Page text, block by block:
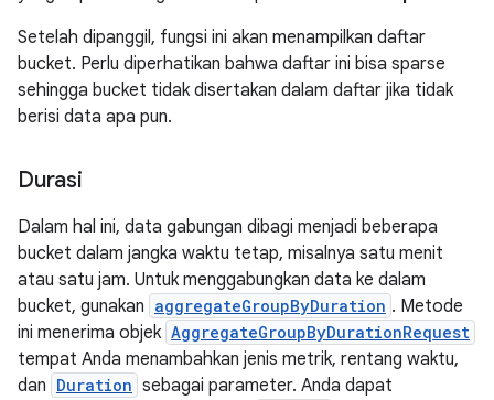
Setelah dipanggil, fungsi ini akan menampilkan daftar
bucket. Perlu diperhatikan bahwa daftar ini bisa sparse
sehingga bucket tidak disertakan dalam daftar jika tidak
berisi data apa pun.
Durasi
Dalam hal ini, data gabungan dibagi menjadi beberapa
bucket dalam jangka waktu tetap, misalnya satu menit
atau satu jam. Untuk menggabungkan data ke dalam
bucket, gunakan aggregateGroupByDuration . Metode
ini menerima objek AggregateGroupByDurationRequest
tempat Anda menambahkan jenis metrik, rentang waktu,
dan Duration sebagai parameter. Anda dapat